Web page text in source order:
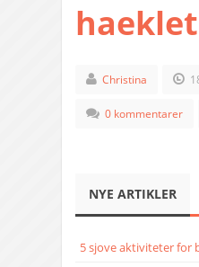
haeklet
Christina
0 kommentarer
NYE ARTIKLER
5 sjove aktiviteter for